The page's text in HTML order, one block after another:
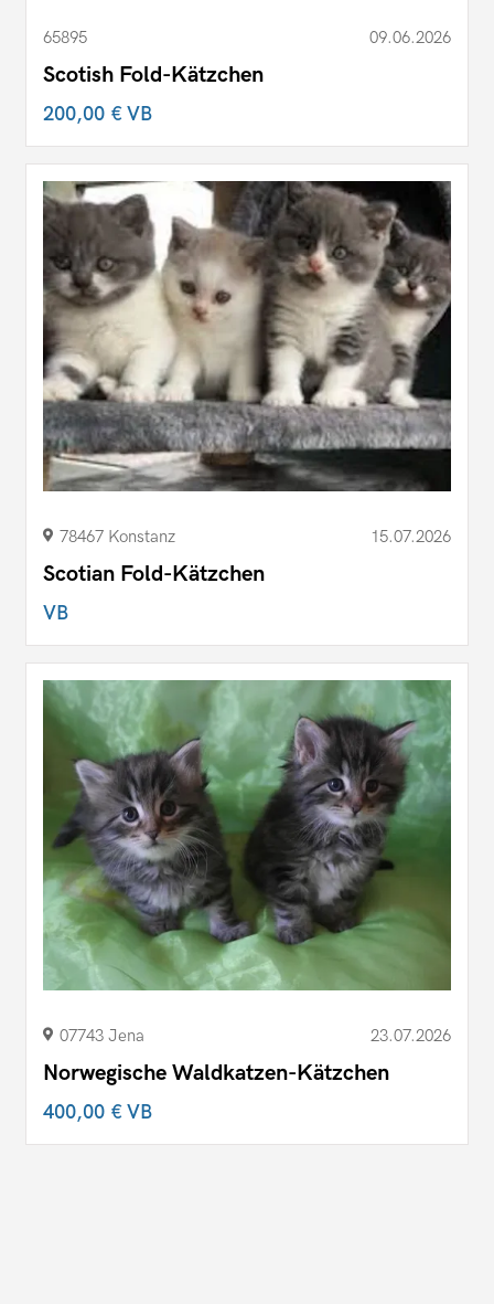
65895 09.06.2026
Scotish Fold-Kätzchen
200,00 €VB
78467 Konstanz 15.07.2026
Scotian Fold-Kätzchen
VB
07743 Jena 23.07.2026
Norwegische Waldkatzen-Kätzchen
400,00 €VB